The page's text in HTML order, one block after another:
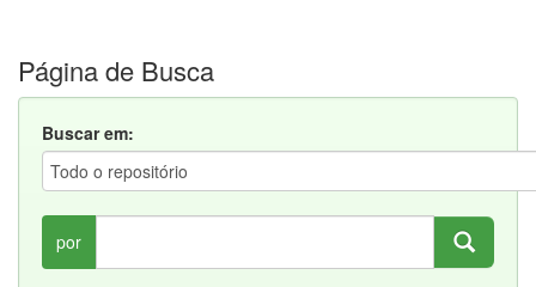
Página de Busca
Buscar em:
por